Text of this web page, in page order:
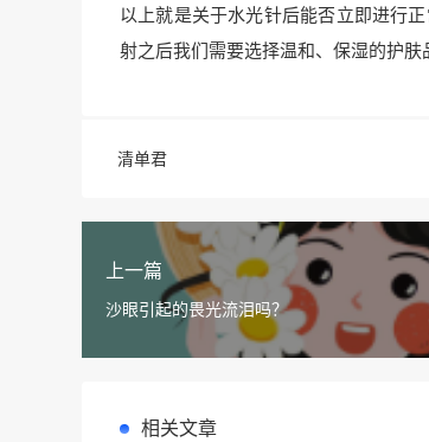
以上就是关于水光针后能否立即进行
射之后我们需要选择温和、保湿的护肤
清单君
上一篇
沙眼引起的畏光流泪吗？
相关文章